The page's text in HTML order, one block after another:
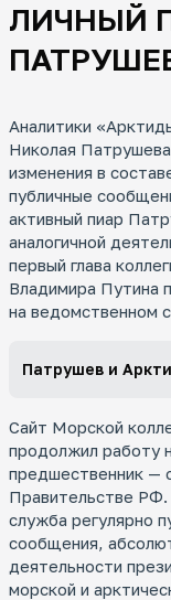
ЛИЧНЫЙ
Аналитики
Николая
изменения в
публичные
активный пиар
аналогичной
первый глава
Владимира Путина
на ведомственном
Патрушев и
Сайт Морской
продолжил работу
предшественник —
Правительстве РФ.
служба регулярно
сообщения,
деятельности
морской и